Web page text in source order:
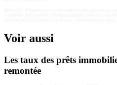
Voir aussi
Les taux des prêts
remontée